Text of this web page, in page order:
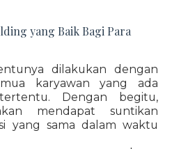
yang Baik Bagi Para
dilakukan dengan
karyawan yang ada
Dengan begitu,
mendapat suntikan
yang sama dalam waktu